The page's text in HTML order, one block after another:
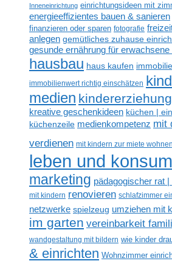
Inneneinrichtung einrichtungsideen mit
energieeffizientes bauen & sanieren
finanzieren oder sparen fotografie
anlegen gemütliches zuhause
gesunde ernährung für erwachsene
hausbau haus kaufen
immobilienwert richtig einschätzen
medien kindererziehung
kreative geschenkideen küchen |
küchenzeile medienkompetenz mit
verdienen mit kindern zur miete wohnen
leben und
marketing pädagogischer rat
mit kindern renovieren schlafzimmer
netzwerke spielzeug umziehen mit
im garten vereinbarkeit
wandgestaltung mit bildern wie kinder
& einrichten Wohnzimmer